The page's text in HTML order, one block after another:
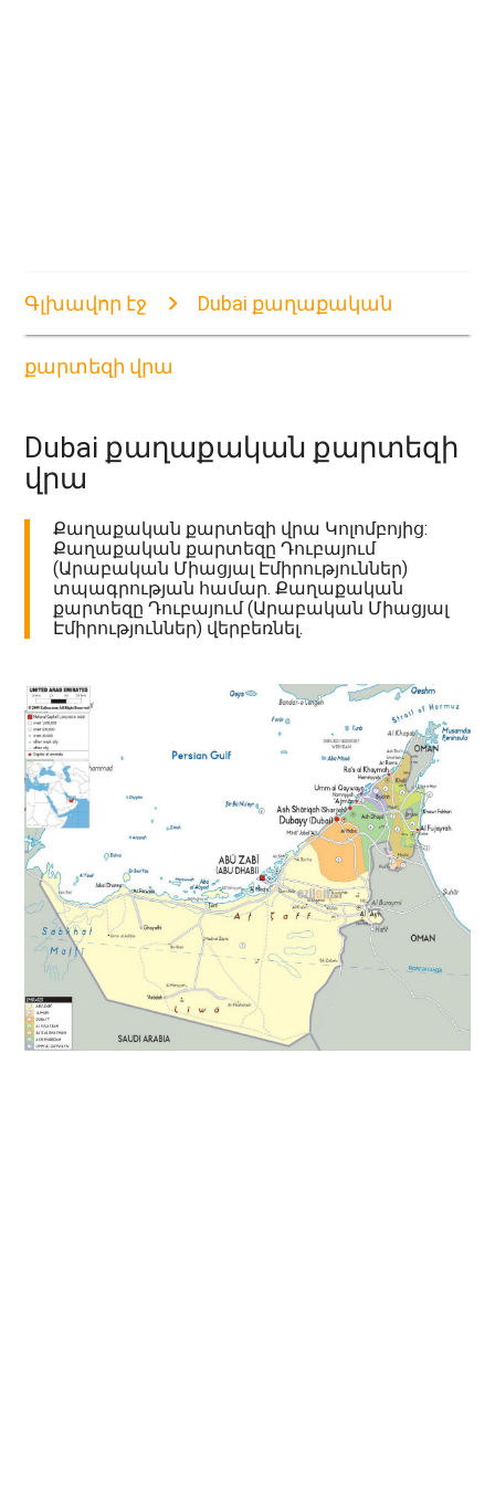
Գլխավոր էջ Dubai քաղաքական
քարտեզի վրա
Dubai քաղաքական քարտեզի
վրա
Քաղաքական քարտեզի վրա Կոլոմբոյից:
Քաղաքական քարտեզը Դուբայում
(Արաբական Միացյալ Էմիրություններ)
տպագրության համար. Քաղաքական
քարտեզը Դուբայում (Արաբական Միացյալ
Էմիրություններ) վերբեռնել.